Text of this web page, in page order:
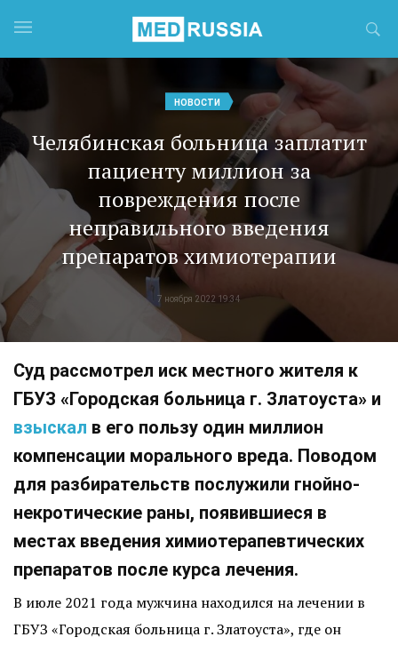
НОВОСТИ
Челябинская больница заплатит
пациенту миллион за
повреждения после
неправильного введения
препаратов химиотерапии
7 ноября 2022 19:34
Суд рассмотрел иск местного жителя к
ГБУЗ «Городская больница г. Златоуста» и
взыскал в его пользу один миллион
компенсации морального вреда. Поводом
для разбирательств послужили гнойно-
некротические раны, появившиеся в
местах введения химиотерапевтических
препаратов после курса лечения.
В июле 2021 года мужчина находился на лечении в
ГБУЗ «Городская больница г. Златоуста», где он